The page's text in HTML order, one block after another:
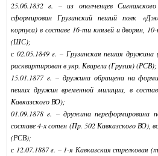
25.06.1832 г. – из ополченцев
сформирован Грузинский пеший полк
корпуса) в составе 16-ти князей и дворян,
(ШС);
с 02.05.1849 г. – Грузинская пешая
расквартирован в укр. Кварели (Грузия) (РСВ);
15.01.1877 г. – дружина обращена на
пеших дружин временной милиции, в
Кавказского ВО);
01.09.1878 г. – дружина переформирована
составе 4-х сотен (Пр. 502 Кавказского ВО),
(РСВ);
с 12.07.1887 г. – 1-я Кавказская стрелковая